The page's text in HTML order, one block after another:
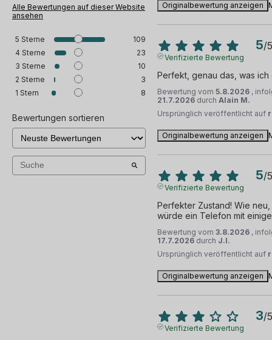
Alle Bewertungen auf dieser Website
ansehen
5 Sterne
109
4 Sterne
23
3 Sterne
10
2 Sterne
3
1 Stern 8
Bewertungen sortieren
Originalbewertung anzeigen
5/5
Verifizierte Bewertung
Perfekt, genau das, was ich
Bewertung vom 5.8.2026 ,
21.7.2026 durch Alain M.
Ursprünglich veröffentlicht auf
Originalbewertung anzeigen
5/5
Verifizierte Bewertung
Perfekter Zustand! Wie
würde ein Telefon mit
Bewertung vom 3.8.2026 ,
17.7.2026 durch J.I.
Ursprünglich veröffentlicht auf
Originalbewertung anzeigen
3/5
Verifizierte Bewertung